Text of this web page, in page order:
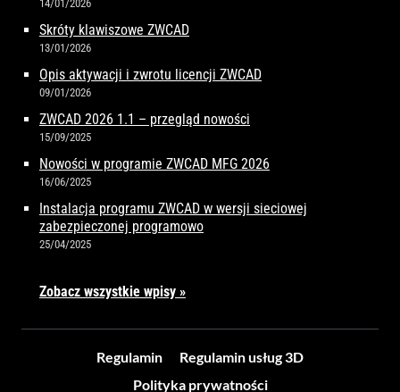
14/01/2026
Skróty klawiszowe ZWCAD
13/01/2026
Opis aktywacji i zwrotu licencji ZWCAD
09/01/2026
ZWCAD 2026 1.1 – przegląd nowości
15/09/2025
Nowości w programie ZWCAD MFG 2026
16/06/2025
Instalacja programu ZWCAD w wersji sieciowej
zabezpieczonej programowo
25/04/2025
Zobacz wszystkie wpisy »
Regulamin
Regulamin usług 3D
Polityka prywatności